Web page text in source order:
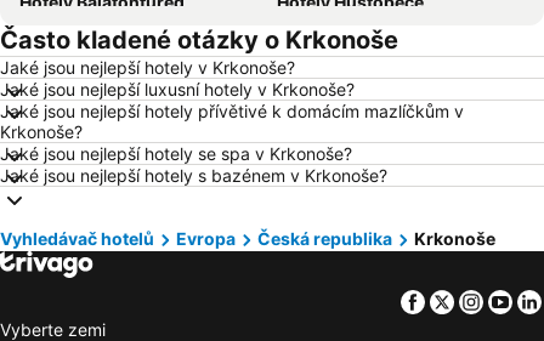
Hotely Vídeň
Hotely Hurghada
Hotely Bratislava
Hotely Kolobrzeg
Hotely Třeboň
Hotely Málaga
Hotely Amsterdam
Hotely Ostrava
Hotely Lignano Sabbiadoro
Hotely Itálie
Hotely Kréta
Hotely Tunisko
Hotely Rakousko
Hotely Slovinsko
Hotely Jeseníky
Často kladené otázky o Krkonoše
Jaké jsou nejlepší hotely v Krkonoše?
Jaké jsou nejlepší luxusní hotely v Krkonoše?
Jaké jsou nejlepší hotely přívětivé k domácím mazlíčkům v
Krkonoše?
Jaké jsou nejlepší hotely se spa v Krkonoše?
Jaké jsou nejlepší hotely s bazénem v Krkonoše?
Vyhledávač hotelů Evropa Česká republika Krkonoše
Facebook
Twitter
Vyberte zemi